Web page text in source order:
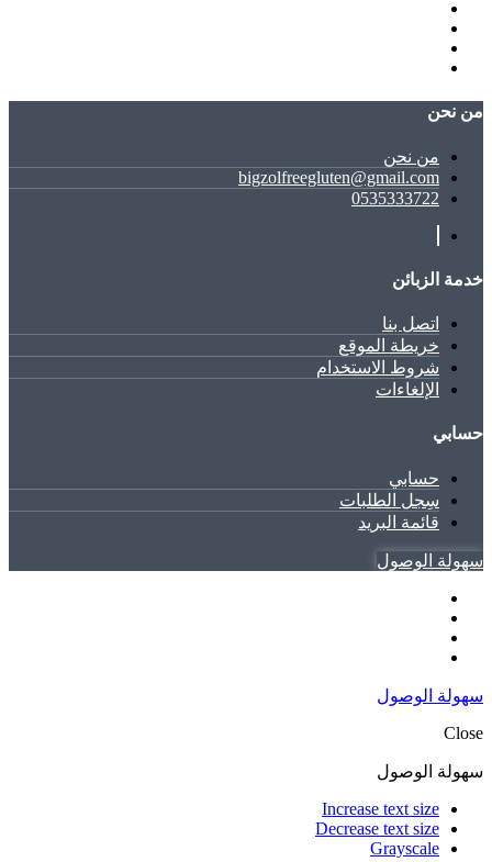
ﻣﻦ ﻧﺤﻦ
ﻣﻦ ﻧﺤﻦ
bigzolfreegluten@gmail.com
0535333722
خدمة الزبائن
اتصل بنا
خريطة الموقع
شروط الاستخدام
الإلغاءات
حسابي
حسابي
سِجل الطلبات
قائمة البريد
سهولة الوصول
سهولة الوصول
Close
سهولة الوصول
Increase text size
Decrease text size
Grayscale